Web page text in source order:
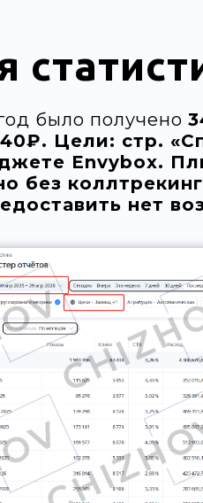
было получено
Цели: стр.
Envybox.
без
нет